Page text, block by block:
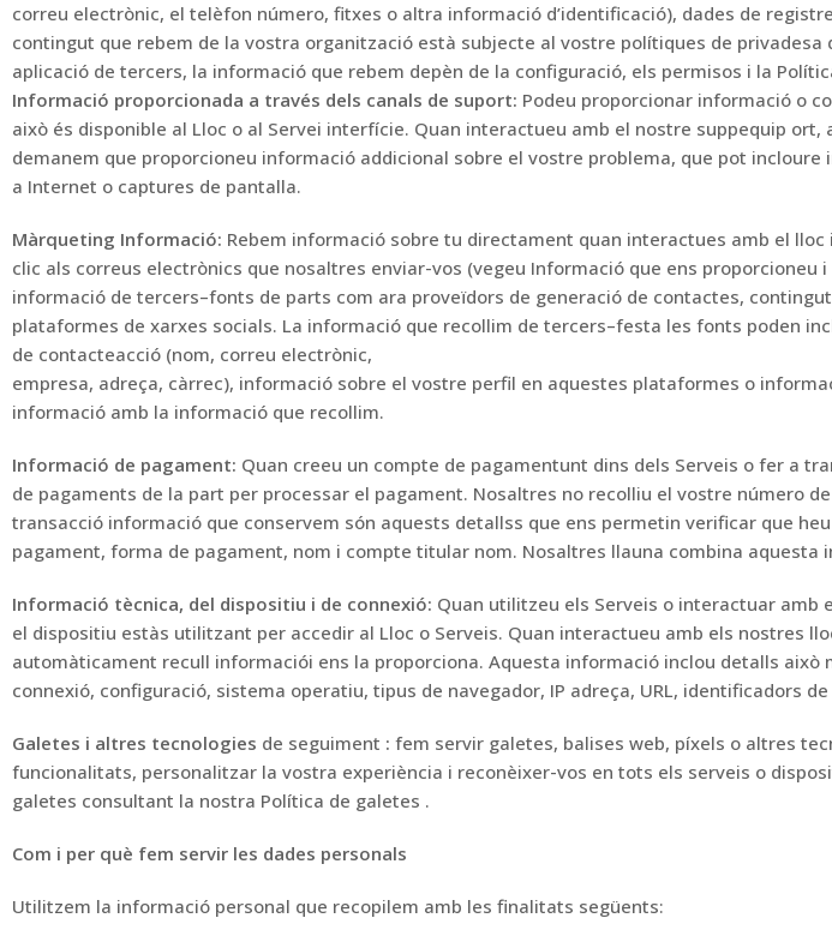
correu electrònic, el telèfon número, fitxes o altra informació d’identificació), dades de
contingut que rebem de la vostra organització està subjecte al vostre polítiques de privadesa
aplicació de tercers, la informació que rebem depèn de la configuració, els permisos i la
Informació proporcionada a través dels canals de suport: Podeu proporcionar informació o
això és disponible al Lloc o al Servei interfície. Quan interactueu amb el nostre suppequip ort,
demanem que proporcioneu informació addicional sobre el vostre problema, que pot incloure
a Internet o captures de pantalla.
Màrqueting Informació: Rebem informació sobre tu directament quan interactues amb el
clic als correus electrònics que nosaltres enviar-vos (vegeu Informació que ens proporcioneu
informació de tercers–fonts de parts com ara proveïdors de generació de contactes, contingut
plataformes de xarxes socials. La informació que recollim de tercers–festa les fonts poden
de contacteacció (nom, correu electrònic,
empresa, adreça, càrrec), informació sobre el vostre perfil en aquestes plataformes o
informació amb la informació que recollim.
Informació de pagament: Quan creeu un compte de pagamentunt dins dels Serveis o fer a
de pagaments de la part per processar el pagament. Nosaltres no recolliu el vostre número
transacció informació que conservem són aquests detallss que ens permetin verificar que
pagament, forma de pagament, nom i compte titular nom. Nosaltres llauna combina aquesta
Informació tècnica, del dispositiu i de connexió: Quan utilitzeu els Serveis o interactuar amb
el dispositiu estàs utilitzant per accedir al Lloc o Serveis. Quan interactueu amb els nostres
automàticament recull informaciói ens la proporciona. Aquesta informació inclou detalls això
connexió, configuració, sistema operatiu, tipus de navegador, IP adreça, URL, identificadors
Galetes i altres tecnologies de seguiment : fem servir galetes, balises web, píxels o altres
funcionalitats, personalitzar la vostra experiència i reconèixer-vos en tots els serveis o
galetes consultant la nostra Política de galetes .
Com i per què fem servir les dades personals
Utilitzem la informació personal que recopilem amb les finalitats següents: